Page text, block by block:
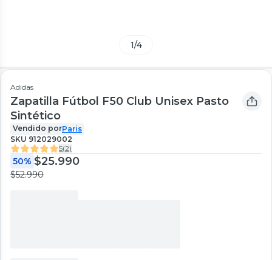
1/4
Adidas
Zapatilla Fútbol F50 Club Unisex Pasto
Sintético
Vendido porParis
SKU 912029002
5(2)
50% $25.990
$52.990